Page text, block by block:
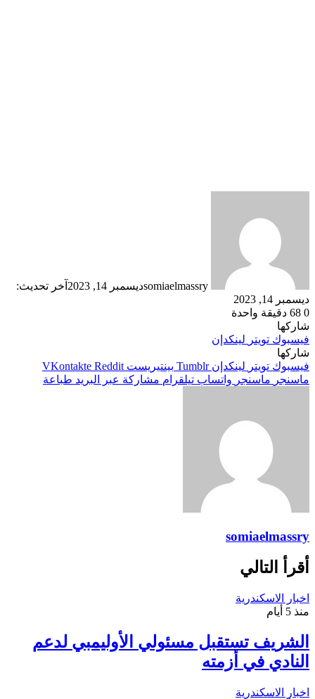
somiaelmassryديسمبر 14, 2023
آخر تحديث:
ديسمبر 14, 2023
0
دقيقة واحدة
شاركها
فيسبوك تويتر لينكدإن
شاركها
فيسبوك تويتر لينكدإن بينتيريست
ماسنجر ماسنجر واتساب تيلقرام مشاركة عبر البريد طباعة
somiaelmassry
أقرأ التالي
اخبار الاسكندرية
منذ 5 أيام
الشريف تستقبل مسئولي الأوليمبي لدعم
النادي في أزمته
اخبار الاسكندرية